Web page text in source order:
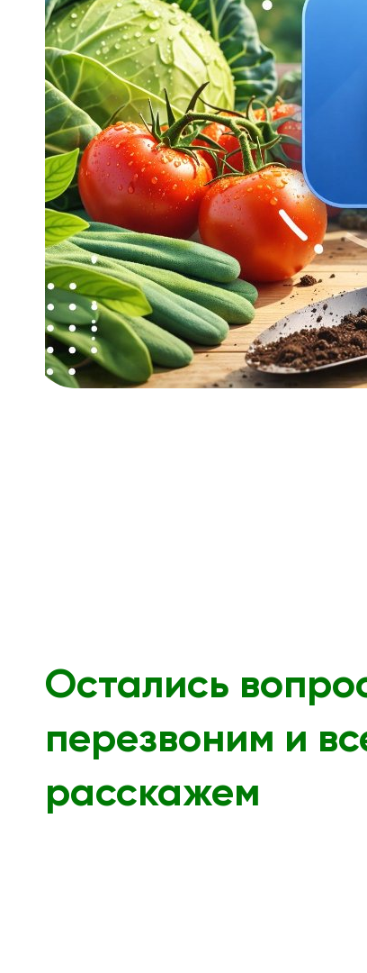
Остались
перезвоним и
расскажем